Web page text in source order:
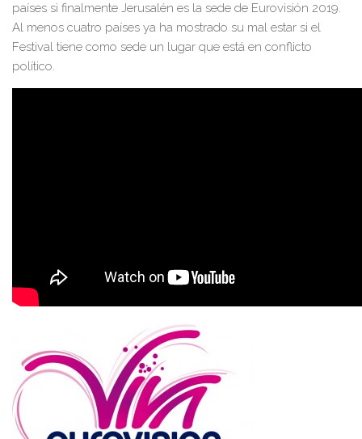
países si finalmente Jerusalén es la sede de Eurovisión 2019.
Al menos cuatro países ya ha mostrado su mal estar si el
Festival tiene como sede un lugar que está en conflicto
político.